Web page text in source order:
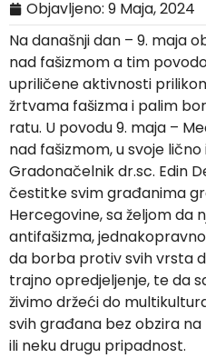
Objavljeno: 9 Maja, 2024
Na današnji dan – 9. maja
nad fašizmom a tim
upriličene aktivnosti
žrtvama fašizma i palim
ratu. U povodu 9. maja –
nad fašizmom, u svoje
Gradonačelnik dr.sc. Edin
čestitke svim građanima
Hercegovine, sa željom da
antifašizma,
da borba protiv svih vrsta
trajno opredjeljenje, te da
živimo držeći do
svih građana bez obzira
ili neku drugu pripadnost.